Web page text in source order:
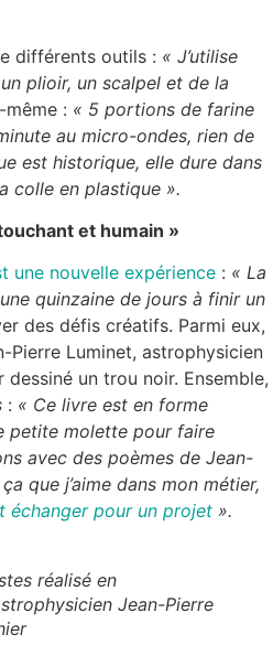
différents outils : « J’utilise
plioir, un scalpel et de la
: « 5 portions de farine
au micro-ondes, rien de
est historique, elle dure dans
colle en plastique ».
et humain »
une nouvelle expérience : « La
quinzaine de jours à finir un
des défis créatifs. Parmi eux,
Pierre Luminet, astrophysicien
un trou noir. Ensemble,
: « Ce livre est en forme
petite molette pour faire
avec des poèmes de Jean-
que j’aime dans mon métier,
échanger pour un projet ».
réalisé en
Jean-Pierre